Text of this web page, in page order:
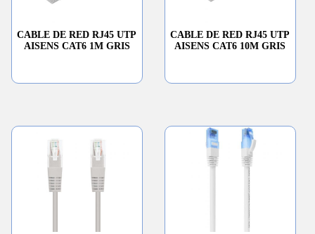
CABLE DE RED RJ45 UTP
AISENS CAT6 1M GRIS
CABLE DE RED RJ45 UTP
AISENS CAT6 10M GRIS